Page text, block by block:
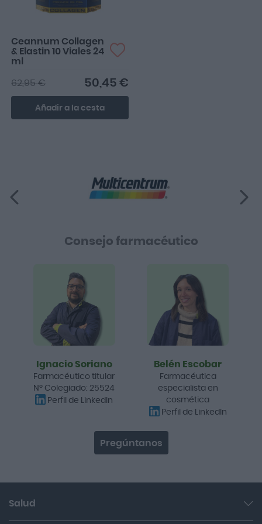
Ceannum Collagen
& Elastin 10 Viales 24
ml
50,45 €
62,95 €
Añadir a la cesta
Consejo farmacéutico
Ignacio Soriano
Farmacéutico titular
Nº Colegiado: 25524
Perfil de LinkedIn
Belén Escobar
Farmacéutica
especialista en
cosmética
Perfil de LinkedIn
Pregúntanos
Salud